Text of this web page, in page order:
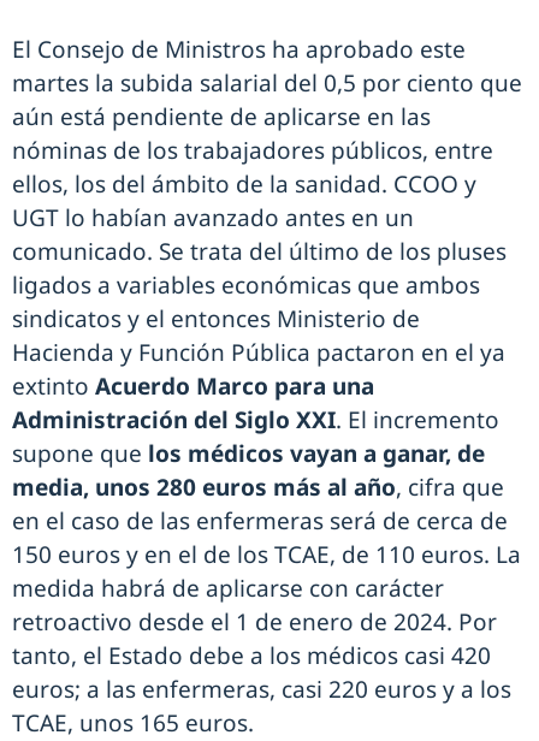
El Consejo de Ministros ha aprobado este
martes la subida salarial del 0,5 por ciento que
aún está pendiente de aplicarse en las
nóminas de los trabajadores públicos, entre
ellos, los del ámbito de la sanidad. CCOO y
UGT lo habían avanzado antes en un
comunicado. Se trata del último de los pluses
ligados a variables económicas que ambos
sindicatos y el entonces Ministerio de
Hacienda y Función Pública pactaron en el ya
extinto Acuerdo Marco para una
Administración del Siglo XXI. El incremento
supone que los médicos vayan a ganar, de
media, unos 280 euros más al año, cifra que
en el caso de las enfermeras será de cerca de
150 euros y en el de los TCAE, de 110 euros. La
medida habrá de aplicarse con carácter
retroactivo desde el 1 de enero de 2024. Por
tanto, el Estado debe a los médicos casi 420
euros; a las enfermeras, casi 220 euros y a los
TCAE, unos 165 euros.